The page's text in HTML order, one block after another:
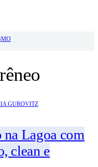
GUROVITZ
Lagoa com
clean e